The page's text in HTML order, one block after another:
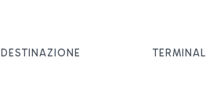
DESTINAZIONE TERMINAL